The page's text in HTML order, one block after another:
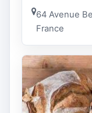
64 Avenue
France